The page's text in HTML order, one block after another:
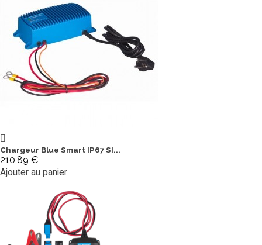
Chargeur Blue Smart IP67 SI...
210,89 €
Ajouter au panier